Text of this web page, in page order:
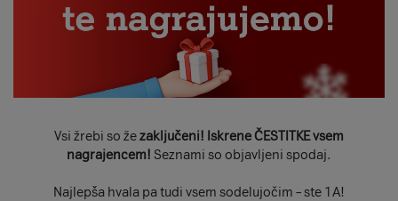
Vsi žrebi so žezaključeni! Iskrene ČESTITKE vsem
nagrajencem! Seznami so objavljeni spodaj.
Najlepša hvala pa tudi vsem sodelujočim – ste 1A!